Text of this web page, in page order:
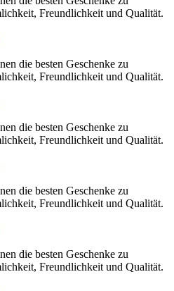
Freundlichkeit und Qualität.
die besten Geschenke zu
Freundlichkeit und Qualität.
die besten Geschenke zu
Freundlichkeit und Qualität.
die besten Geschenke zu
Freundlichkeit und Qualität.
die besten Geschenke zu
Freundlichkeit und Qualität.